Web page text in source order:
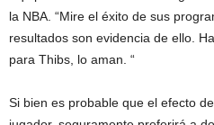
la NBA. “Mire el éxito de sus
resultados son evidencia de ello.
para Thibs, lo aman. “
Si bien es probable que el efecto